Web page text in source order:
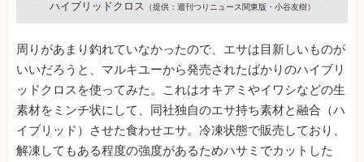
ハイブリッドクロス （提供：週刊つりニュース関東版・小谷友樹）
周りがあまり釣れていなかったので、エサは目新しいものが
いいだろうと、マルキユーから発売されたばかりのハイブリ
ッドクロスを使ってみた。これはオキアミやイワシなどの生
素材をミンチ状にして、同社独自のエサ持ち素材と融合（ハ
イブリッド）させた食わせエサ。冷凍状態で販売しており、
解凍してもある程度の強度があるためハサミでカットした